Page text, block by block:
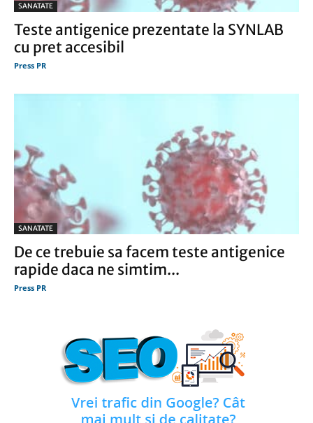
SANATATE
Teste antigenice prezentate la SYNLAB
cu pret accesibil
Press PR
SANATATE
De ce trebuie sa facem teste antigenice
rapide daca ne simtim...
Press PR